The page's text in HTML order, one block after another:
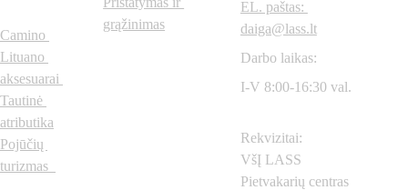
EL. paštas:
daiga@lass.lt
Darbo laikas:
I-V 8:00-16:30 val.
Rekvizitai:
VšĮ LASS
Pietvakarių centras
Camino
Lituano
aksesuarai
Tautinė
atributika
Pojūčių
turizmas
grąžinimas